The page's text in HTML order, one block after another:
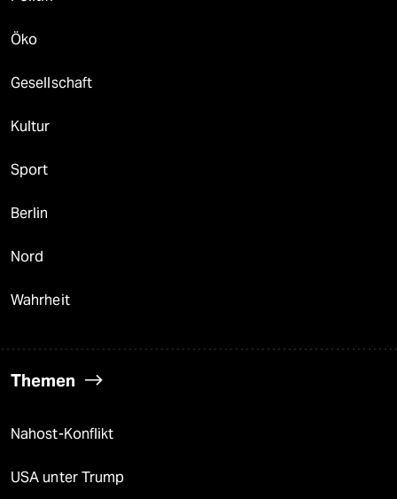
Öko
Gesellschaft
Kultur
Sport
Berlin
Nord
Wahrheit
Themen
Nahost-Konflikt
USA unter Trump